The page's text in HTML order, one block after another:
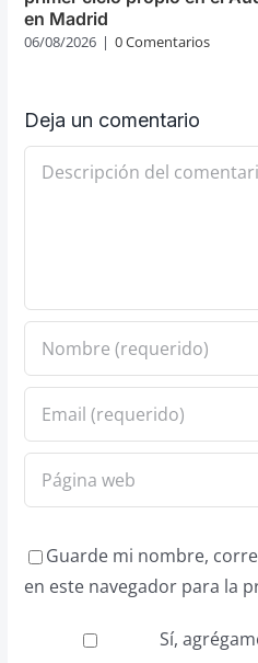
en Madrid
06/08/2026 | 0 Comentarios
Deja un comentario
Comentario
Guarde mi nombre,
en este navegador para la
Sí,